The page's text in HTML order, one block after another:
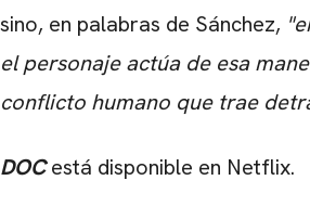
sino, en palabras de Sánchez,
el personaje actúa de esa
conflicto humano que trae
DOCestá disponible en Netflix.